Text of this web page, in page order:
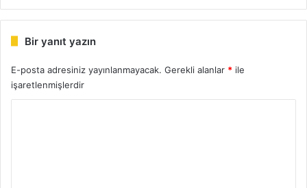
Bir yanıt yazın
E-posta adresiniz yayınlanmayacak. Gerekli alanlar * ile
işaretlenmişlerdir